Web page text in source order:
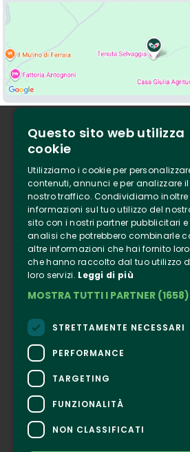
Who we are
Tenuta
Contacts
Online
Clappit
Information
Follow Us
Facebook
Connect
CONTACTS
For information and support in
Questo sito web utilizza
cookie
Utilizziamo i cookie per
contenuti, annunci e per analizzare il
nostro traffico. Condividiamo inoltre
informazioni sul tuo utilizzo del
sito con i nostri partner pubblicitari e
analisi che potrebbero combinarle
altre informazioni che hai fornito
che hanno raccolto dal tuo utilizzo
loro servizi. Leggi di più
MOSTRA TUTTI I PARTNER
STRETTAMENTE NECESSARI
PERFORMANCE
TARGETING
FUNZIONALITÀ
NON CLASSIFICATI